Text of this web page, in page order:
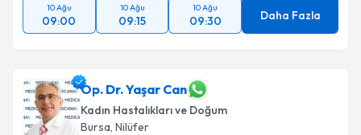
10 Ağu
09:00
10 Ağu
09:15
10 Ağu
09:30 Daha Fazla
Op. Dr. Yaşar Can
Kadın Hastalıkları ve Doğum
Bursa, Nilüfer